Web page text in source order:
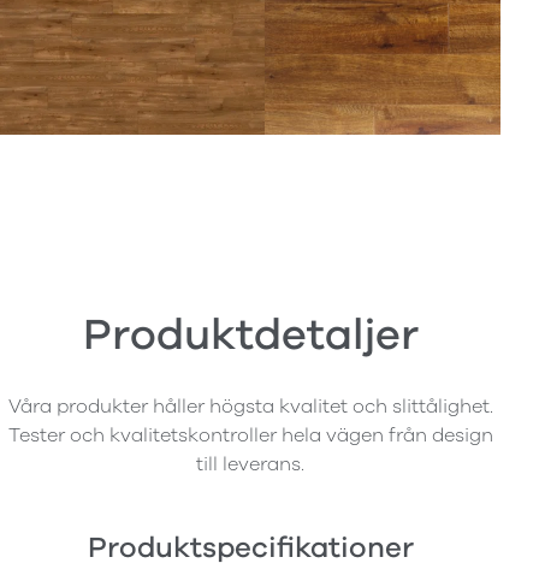
Produktdetaljer
Våra produkter håller högsta kvalitet och slittålighet.
Tester och kvalitetskontroller hela vägen från design
till leverans.
Produktspecifikationer